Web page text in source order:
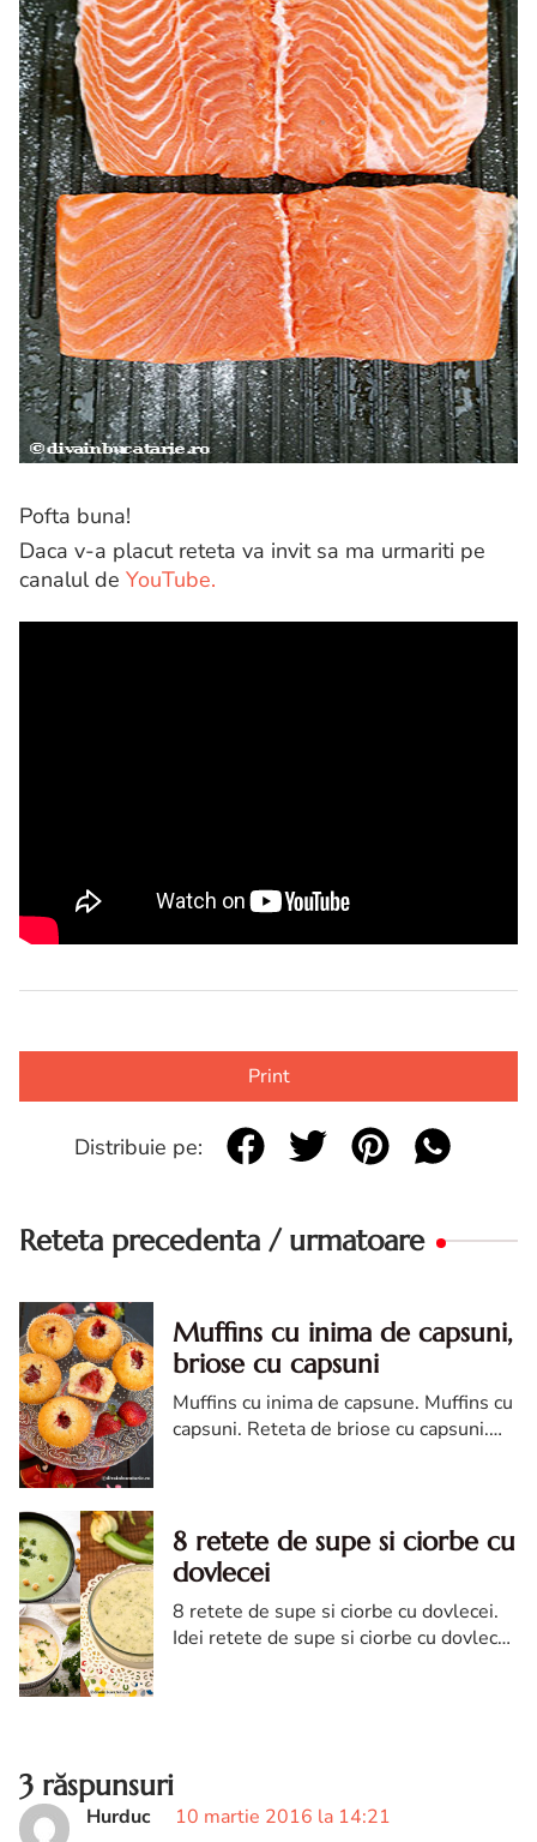
Pofta buna!
Daca v-a placut reteta va invit sa ma urmariti pe
canalul de YouTube.
Print
Distribuie pe:
Reteta precedenta / urmatoare
Muffins cu inima de capsuni,
briose cu capsuni
Muffins cu inima de capsune. Muffins cu
capsuni. Reteta de briose cu capsuni.
8 retete de supe si ciorbe cu
dovlecei
8 retete de supe si ciorbe cu dovlecei.
Idei retete de supe si ciorbe cu dovlecei.
3 răspunsuri
Hurduc 10 martie 2016 la 14:21